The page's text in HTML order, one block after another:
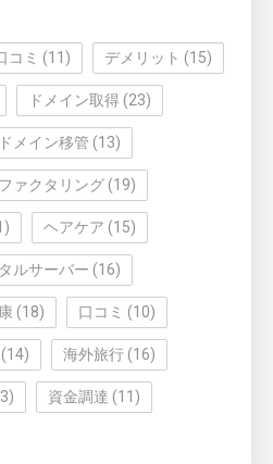
コミ (11) デメリット (15)
ドメイン取得 (23)
ドメイン移管 (13)
ファクタリング (19)
ヘアケア (15)
ルサーバー (16)
(18) 口コミ (10)
(14) 海外旅行 (16)
資金調達 (11)